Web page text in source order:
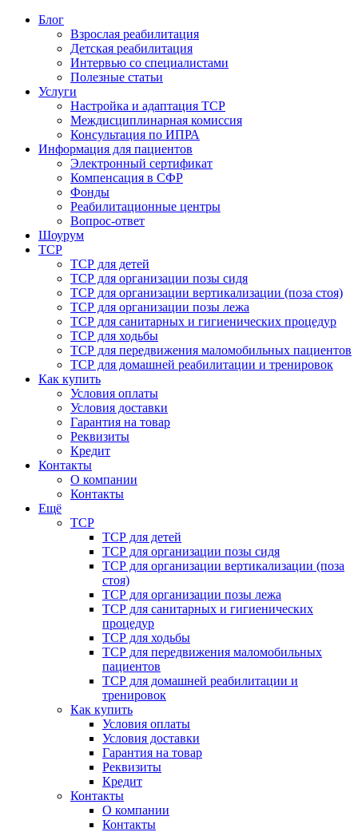
Блог
Взрослая реабилитация
Детская реабилитация
Интервью со специалистами
Полезные статьи
Услуги
Настройка и адаптация ТСР
Междисциплинарная комиссия
Консультация по ИПРА
Информация для пациентов
Электронный сертификат
Компенсация в СФР
Фонды
Реабилитационные центры
Вопрос-ответ
Шоурум
ТСР
ТСР для детей
ТСР для организации позы сидя
ТСР для организации вертикализации (поза стоя)
ТСР для организации позы лежа
ТСР для санитарных и гигиенических процедур
ТСР для ходьбы
ТСР для передвижения маломобильных пациентов
ТСР для домашней реабилитации и тренировок
Как купить
Условия оплаты
Условия доставки
Гарантия на товар
Реквизиты
Кредит
Контакты
О компании
Контакты
Ещё
ТСР
ТСР для детей
ТСР для организации позы сидя
ТСР для организации вертикализации (поза
стоя)
ТСР для организации позы лежа
ТСР для санитарных и гигиенических
процедур
ТСР для ходьбы
ТСР для передвижения маломобильных
пациентов
ТСР для домашней реабилитации и
тренировок
Как купить
Условия оплаты
Условия доставки
Гарантия на товар
Реквизиты
Кредит
Контакты
О компании
Контакты